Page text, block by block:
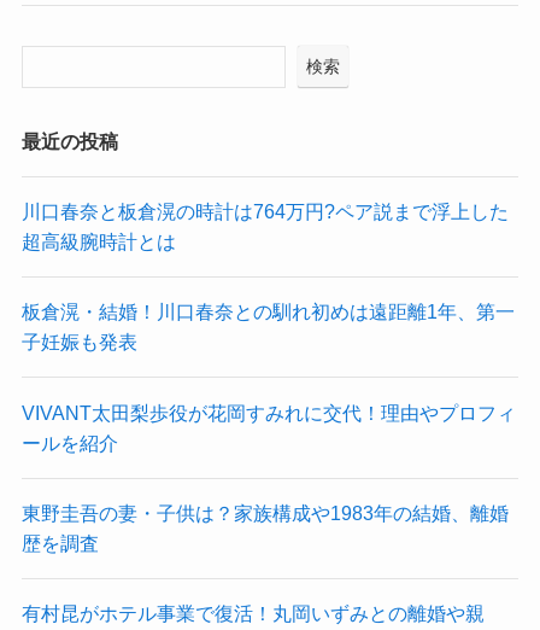
検索
最近の投稿
川口春奈と板倉滉の時計は764万円?ペア説まで浮上した
超高級腕時計とは
板倉滉・結婚！川口春奈との馴れ初めは遠距離1年、第一
子妊娠も発表
VIVANT太田梨歩役が花岡すみれに交代！理由やプロフィ
ールを紹介
東野圭吾の妻・子供は？家族構成や1983年の結婚、離婚
歴を調査
有村昆がホテル事業で復活！丸岡いずみとの離婚や親